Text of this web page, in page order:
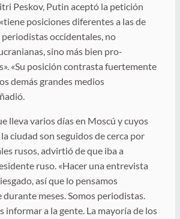
Peskov, Putin aceptó la petición
posiciones diferentes a las de
occidentales, no
sino más bien pro-
«Su posición contrasta fuertemente
demás grandes medios
lleva varios días en Moscú y cuyos
ciudad son seguidos de cerca por
rusos, advirtió de que iba a
ruso. «Hacer una entrevista
así que lo pensamos
meses. Somos periodistas.
informar a la gente. La mayoría de los